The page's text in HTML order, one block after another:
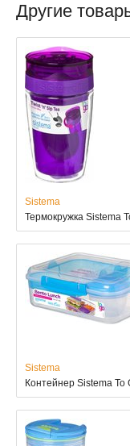
Другие
Sistema
Термокружка Sistema
Sistema
Контейнер Sistema